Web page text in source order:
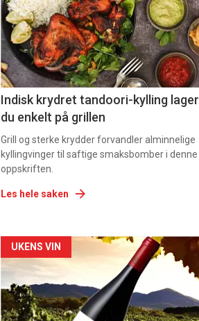
Indisk krydret tandoori-kylling lager
du enkelt på grillen
Grill og sterke krydder forvandler alminnelige
kyllingvinger til saftige smaksbomber i denne
oppskriften.
Les hele saken
Forsiden
akkurat
nå
UKENS VIN